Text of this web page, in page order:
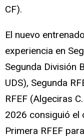
CF).
El nuevo
experiencia en
Segunda División
UDS), Segunda
RFEF (Algeciras
2026 consiguió el
Primera RFEF